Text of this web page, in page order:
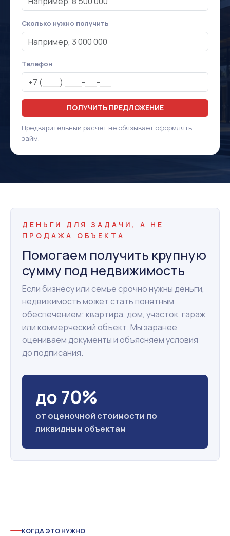
Сколько нужно получить
Телефон
ПОЛУЧИТЬ ПРЕДЛОЖЕНИЕ
Предварительный расчет не обязывает оформлять
займ.
ДЕНЬГИ ДЛЯ ЗАДАЧИ, А НЕ
ПРОДАЖА ОБЪЕКТА
Помогаем получить крупную
сумму под недвижимость
Если бизнесу или семье срочно нужны деньги,
недвижимость может стать понятным
обеспечением: квартира, дом, участок, гараж
или коммерческий объект. Мы заранее
оцениваем документы и объясняем условия
до подписания.
до 70%
от оценочной стоимости по
ликвидным объектам
КОГДА ЭТО НУЖНО